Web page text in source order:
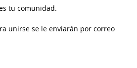
tu comunidad.
unirse se le enviarán por correo